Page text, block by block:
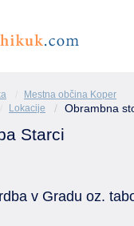
Mestna občina Koper
Lokacije Obrambna
Starci
v Gradu oz.